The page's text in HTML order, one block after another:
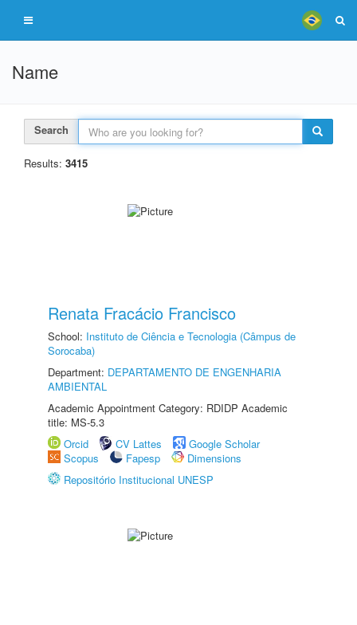
Name
Search
Results: 3415
Renata Fracácio Francisco
School: Instituto de Ciência e Tecnologia (Câmpus de
Sorocaba)
Department: DEPARTAMENTO DE ENGENHARIA
AMBIENTAL
Academic Appointment Category: RDIDP Academic
title: MS-5.3
Orcid
CV Lattes
Google Scholar
Scopus
Fapesp
Dimensions
Repositório Institucional UNESP